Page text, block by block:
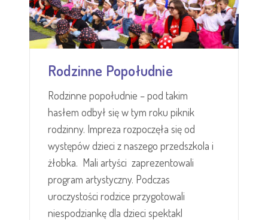
Rodzinne Popołudnie
Rodzinne popołudnie – pod takim
hasłem odbył się w tym roku piknik
rodzinny. Impreza rozpoczęła się od
występów dzieci z naszego przedszkola i
żłobka. Mali artyści zaprezentowali
program artystyczny. Podczas
uroczystości rodzice przygotowali
niespodziankę dla dzieci spektakl